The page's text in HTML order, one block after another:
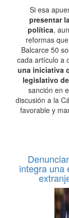
Si esa
presentar
política,
reformas
Balcarce 50
cada artículo a
una iniciativa
legislativo
sanción en
discusión a la
favorable y
integra una